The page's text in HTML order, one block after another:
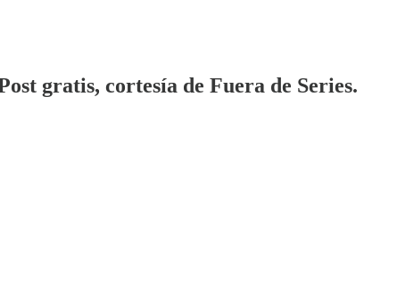
gratis, cortesía de Fuera de Series.